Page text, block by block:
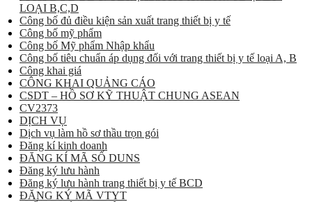
LOẠI B,C,D
Công bố đủ điều kiện sản xuất trang thiết bị y tế
Công bố mỹ phẩm
Công bố Mỹ phẩm Nhập khẩu
Công bố tiêu chuẩn áp dụng đối với trang thiết bị y tế loại A, B
Công khai giá
CÔNG KHAI QUẢNG CÁO
CSDT – HỒ SƠ KỸ THUẬT CHUNG ASEAN
CV2373
DỊCH VỤ
Dịch vụ làm hồ sơ thầu trọn gói
Đăng kí kinh doanh
ĐĂNG KÍ MÃ SỐ DUNS
Đăng ký lưu hành
Đăng ký lưu hành trang thiết bị y tế BCD
ĐĂNG KÝ MÃ VTYT